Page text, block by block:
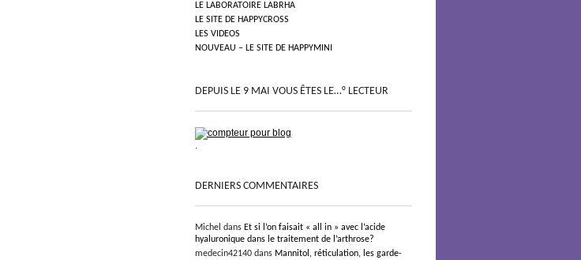
LE LABORATOIRE LABRHA
LE SITE DE HAPPYCROSS
LES VIDEOS
NOUVEAU – LE SITE DE HAPPYMINI
DEPUIS LE 9 MAI VOUS ÊTES LE…° LECTEUR
.
DERNIERS COMMENTAIRES
Michel dans Et si l’on faisait « all in » avec l’acide
hyaluronique dans le traitement de l’arthrose?
medecin42140 dans Mannitol, réticulation, les garde-